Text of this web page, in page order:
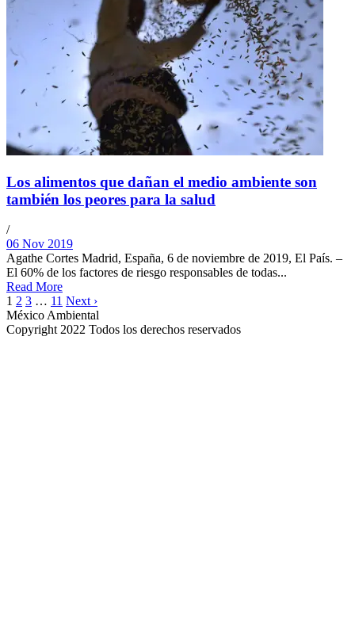
Los alimentos que dañan el medio ambiente son
también los peores para la salud
/
06 Nov 2019
Agathe Cortes Madrid, España, 6 de noviembre de 2019, El País. –
El 60% de los factores de riesgo responsables de todas...
Read More
1 2 3 … 11 Next ›
México Ambiental
Copyright 2022 Todos los derechos reservados